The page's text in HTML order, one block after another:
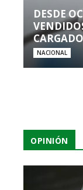
DESDE
NACIONAL
OPINIÓN